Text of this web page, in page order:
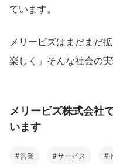
ています。
メリービズはまだまだ
楽しく」そんな社会の
メリービズ株式会社
います
営業 サービス